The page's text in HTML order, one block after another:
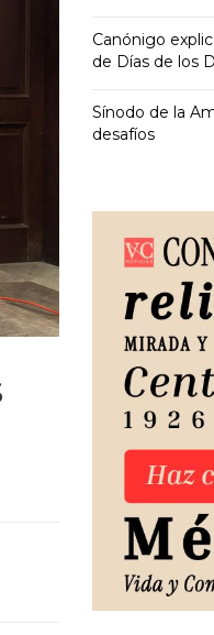
Canónigo
de Días de los
Sínodo de la
desafíos